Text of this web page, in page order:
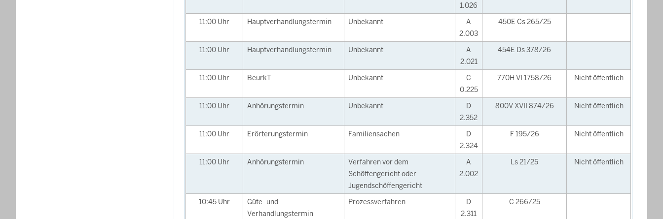
1.026
11:00 Uhr Hauptverhandlungstermin Unbekannt
A
2.003
450E Cs 265/25
11:00 Uhr Hauptverhandlungstermin Unbekannt
A
2.021
454E Ds 378/26
11:00 Uhr BeurkT Unbekannt
C
0.225
770H VI 1758/26 Nicht öffentlich
11:00 Uhr Anhörungstermin Unbekannt
D
2.352
800V XVII 874/26 Nicht öffentlich
11:00 Uhr Erörterungstermin Familiensachen
D
2.324
F 195/26 Nicht öffentlich
11:00 Uhr Anhörungstermin
Verfahren vor dem
Schöffengericht oder
Jugendschöffengericht
A
2.002
Ls 21/25 Nicht öffentlich
10:45 Uhr
Güte- und
Verhandlungstermin
Prozessverfahren
D
2.311
C 266/25